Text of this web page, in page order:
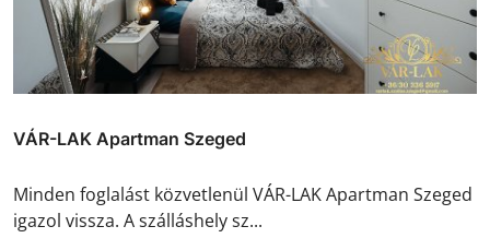
VÁR-LAK Apartman Szeged
Minden foglalást közvetlenül VÁR-LAK Apartman Szeged
igazol vissza. A szálláshely sz...